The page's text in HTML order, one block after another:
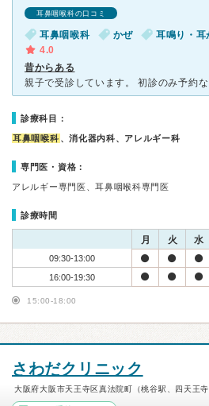
耳鼻咽喉科の口コミ
耳鼻咽喉科 かぜ
耳鳴り・耳
4.0
昔からある
診療科目：
耳鼻咽喉科 、消化器内科、アレルギー科
専門医・資格：
アレルギー専門医、耳鼻咽喉科専門医
診療時間
月 火 水
09:30-13:00
16:00-19:30
15:00-18:00
さわだクリニック
大阪府大阪市天王寺区真法院町（桃谷駅、四天王